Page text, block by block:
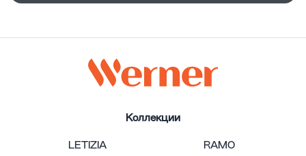
Коллекции
LETIZIA
RAMO